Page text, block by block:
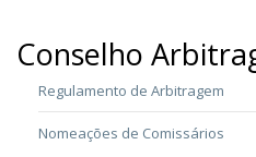
Conselho
Regulamento de Arbitragem
Nomeações de Comissários